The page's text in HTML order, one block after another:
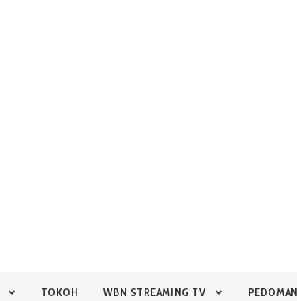
TOKOH WBN STREAMING TV
PEDOMAN